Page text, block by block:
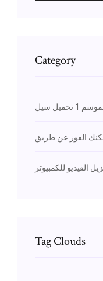
Category
سيل
الفيديو للكمبيوتر
Tag Clouds